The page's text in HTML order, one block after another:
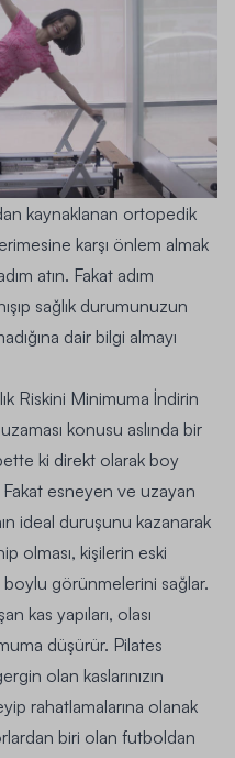
kaynaklanan ortopedik
karşı önlem almak
atın. Fakat adım
sağlık durumunuzun
dair bilgi almayı
Riskini Minimuma İndirin
konusu aslında bir
ki direkt olarak boy
Fakat esneyen ve uzayan
ideal duruşunu kazanarak
olması, kişilerin eski
görünmelerini sağlar.
kas yapıları, olası
düşürür. Pilates
olan kaslarınızın
rahatlamalarına olanak
biri olan futboldan